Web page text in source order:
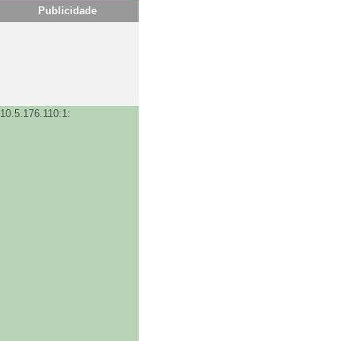
Publicidade
10.5.176.110:1: